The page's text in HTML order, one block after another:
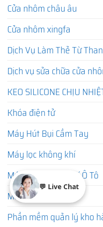
Cửa nhôm châu âu
Cửa nhôm xingfa
Dịch Vụ Làm Thẻ Từ
Dịch vụ sửa chữa cửa
KEO SILICONE CHỊU
Khóa điện tử
Máy Hút Bụi Cầm Tay
Máy lọc không khí
Máy Lọc Không Khí Ô Tô
Máy sưởi mini
Phần mềm quản lý kho
💬 Live Chat